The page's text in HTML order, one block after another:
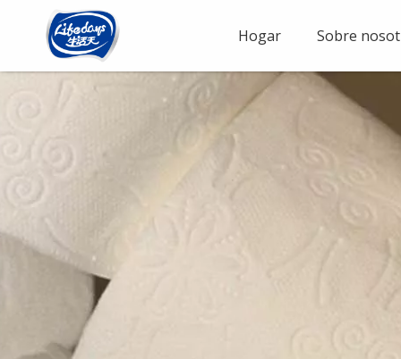
Hogar Sobre